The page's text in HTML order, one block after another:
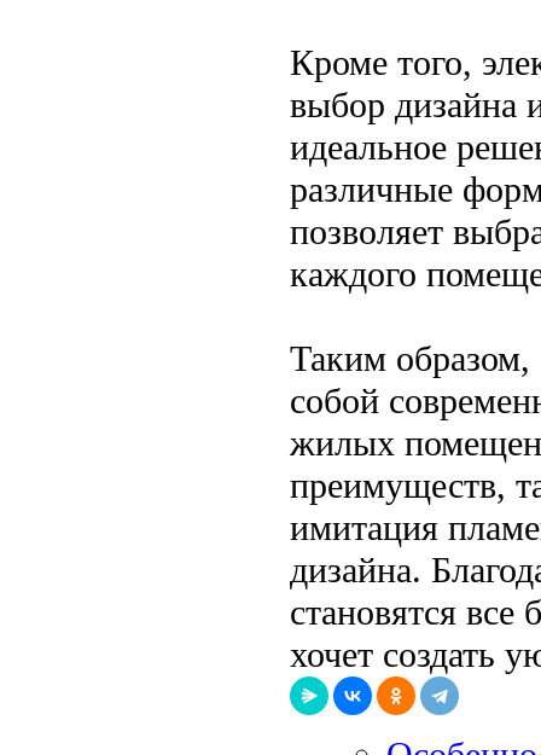
Кроме того,
выбор дизайна
идеальное
различные
позволяет
каждого
Таким образом,
собой
жилых
преимуществ,
имитация
дизайна.
становятся
хочет создать